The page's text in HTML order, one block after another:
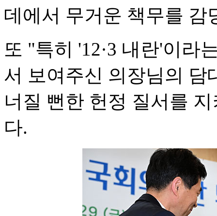
데에서 무거운 책무를 감
또 "특히 '12·3 내란'이라
서 보여주신 의장님의 담
너질 뻔한 헌정 질서를
다.